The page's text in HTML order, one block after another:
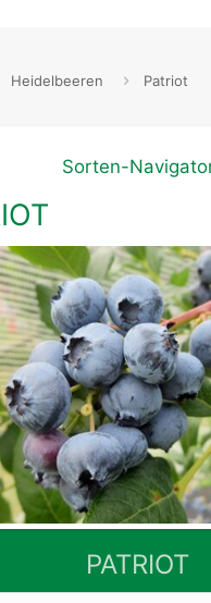
Heidelbeeren Patriot
Sorten-
PATRIOT